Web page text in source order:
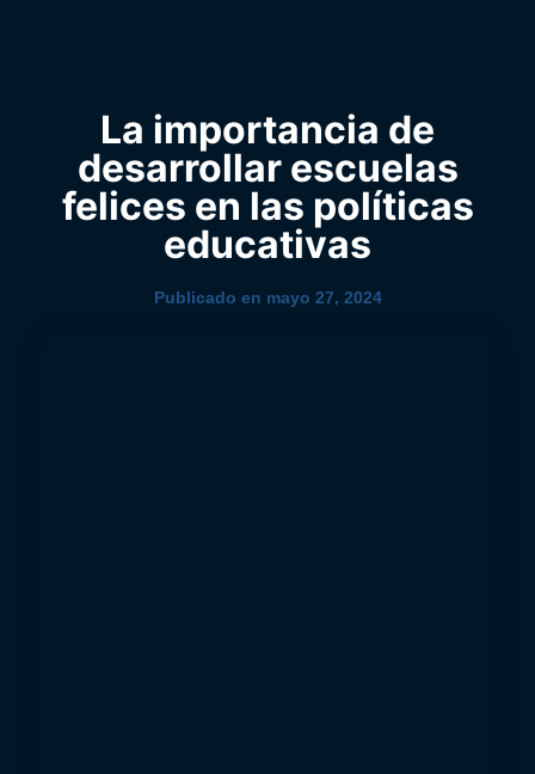
La importancia de
desarrollar escuelas
felices en las políticas
educativas
Publicado en mayo 27, 2024